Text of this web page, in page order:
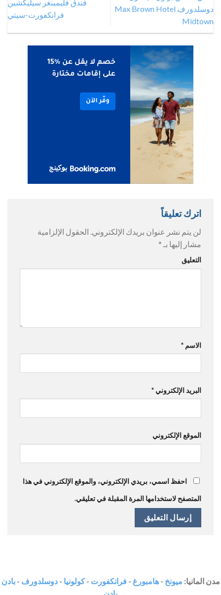
دوسلدورف Max Brown Hotel
Midtown
فندق فليمينغز سيليكشين
فرانكفورت-سيتي
اترك تعليقاً
لن يتم نشر عنوان بريدك الإلكتروني. الحقول الإلزامية
مشار إليها بـ *
التعليق
الاسم *
البريد الإلكتروني *
الموقع الإلكتروني
احفظ اسمي، بريدي الإلكتروني، والموقع الإلكتروني في هذا
المتصفح لاستخدامها المرة المقبلة في تعليقي.
مدن المانيا: ميونخ -هامبورغ - فرانكفورت -كولونيا -دوسلدورف -بادن